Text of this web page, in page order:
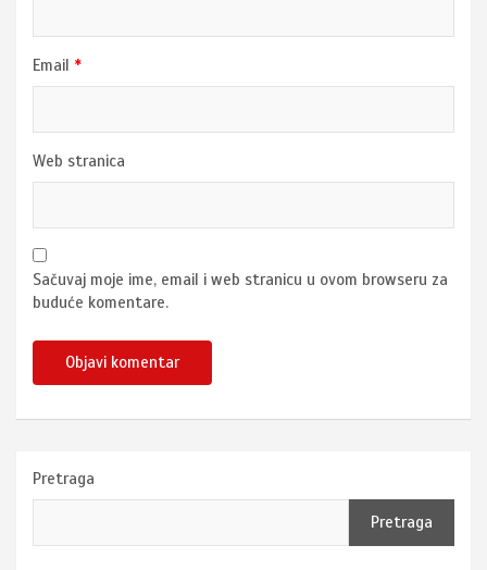
Email *
Web stranica
Sačuvaj moje ime, email i web stranicu u ovom browseru za
buduće komentare.
Pretraga
Pretraga